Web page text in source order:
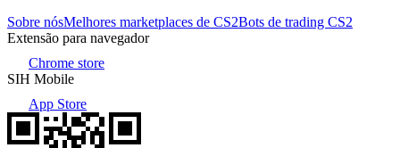
Sobre nósMelhores marketplaces de CS2Bots de trading CS2
Extensão para navegador
Chrome store
SIH Mobile
App Store